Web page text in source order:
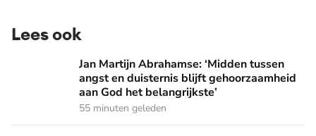
Lees ook
Jan Martijn Abrahamse: ‘Midden tussen angst en
Jan Martijn Abrahamse: ‘Midden tussen
angst en duisternis blijft gehoorzaamheid
aan God het belangrijkste’
55 minuten geleden